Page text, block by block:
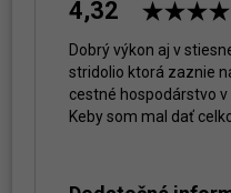
4,32
Dobrý výkon aj v
stridolio ktorá zaznie
cestné hospodárstvo
Keby som mal dať